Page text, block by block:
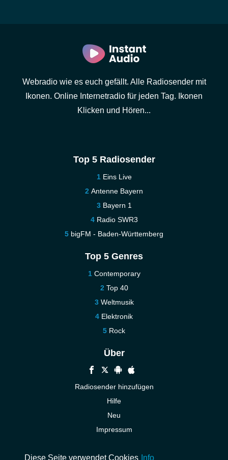
Webradio wie es euch gefällt. Alle Radiosender mit
Ikonen. Online Internetradio für jeden Tag. Ikonen
Klicken und Hören...
Top 5 Radiosender
Eins Live
Antenne Bayern
Bayern 1
Radio SWR3
bigFM - Baden-Württemberg
Top 5 Genres
Contemporary
Top 40
Weltmusik
Elektronik
Rock
Über
Radiosender hinzufügen
Hilfe
Neu
Impressum
Diese Seite verwendet Cookies Info